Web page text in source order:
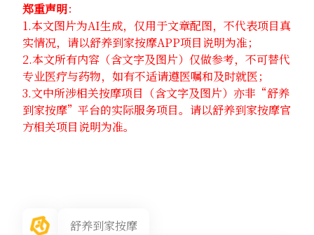
郑重声明：
1.本文图片为AI生成，仅用于文章配图，不代表项目真
实情况，请以舒养到家按摩APP项目说明为准；
2.本文所有内容（含文字及图片）仅做参考，不可替代
专业医疗与药物，如有不适请遵医嘱和及时就医；
3.文中所涉相关按摩项目（含文字及图片）亦非“舒养
到家按摩”平台的实际服务项目。请以舒养到家按摩官
方相关项目说明为准。
舒养到家按摩